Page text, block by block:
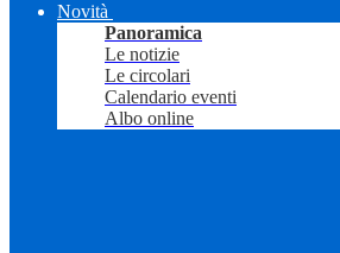
Novità
Panoramica
Le notizie
Le circolari
Calendario eventi
Albo online